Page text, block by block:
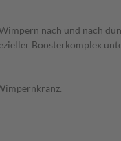
nach und nach
Boosterkomplex